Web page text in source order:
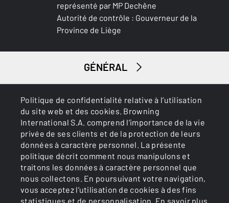
Politique de confidentialité relative à l’utilisation
du site web et des cookies. Browning
International S.A. comprend l’importance de la vie
privée de ses clients et de la protection de leurs
données à caractère personnel. La présente
politique décrit comment nous manipulons et
traitons les données à caractère personnel que
nous collectons. En poursuivant votre navigation,
vous acceptez l'utilisation de cookies à des fins
statistiques et de personnalisation. En savoir plus
représenté par MP Dechêne
Autorité de contrôle : Gouverneur de la
Province de Liège
GÉNÉRAL
SERVICES
Cookies Politique de confidentialité